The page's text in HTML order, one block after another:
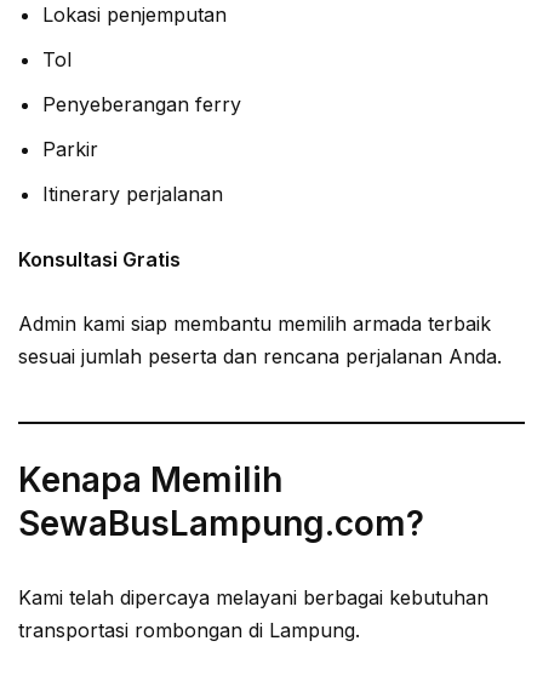
Lokasi penjemputan
Tol
Penyeberangan ferry
Parkir
Itinerary perjalanan
Konsultasi Gratis
Admin kami siap membantu memilih armada terbaik
sesuai jumlah peserta dan rencana perjalanan Anda.
Kenapa Memilih
SewaBusLampung.com?
Kami telah dipercaya melayani berbagai kebutuhan
transportasi rombongan di Lampung.